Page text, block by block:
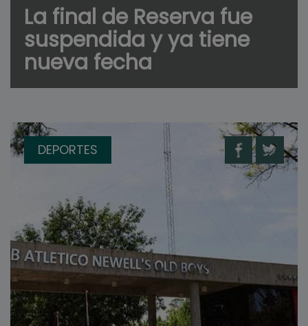
La final de Reserva fue
suspendida y ya tiene
nueva fecha
DEPORTES